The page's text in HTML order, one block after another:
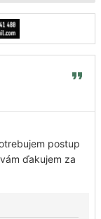
postup
ďakujem za